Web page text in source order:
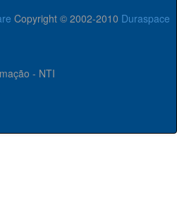
Copyright © 2002-2010 Duraspace
- NTI